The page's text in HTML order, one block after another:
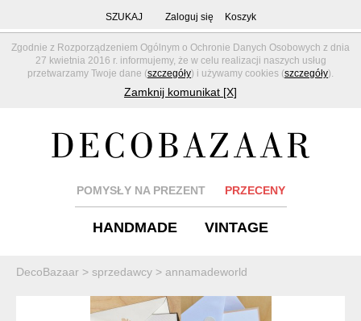
Zgodnie z Rozporządzeniem Ogólnym o Ochronie Danych Osobowych z dnia
27 kwietnia 2016 r. informujemy, że w celu realizacji naszych usług
przetwarzamy Twoje dane (szczegóły) i używamy cookies (szczegóły).
Zamknij komunikat [X]
SZUKAJ Zaloguj się Koszyk
POMYSŁY NA PREZENT PRZECENY
HANDMADE VINTAGE
DecoBazaar > sprzedawcy > annamadeworld